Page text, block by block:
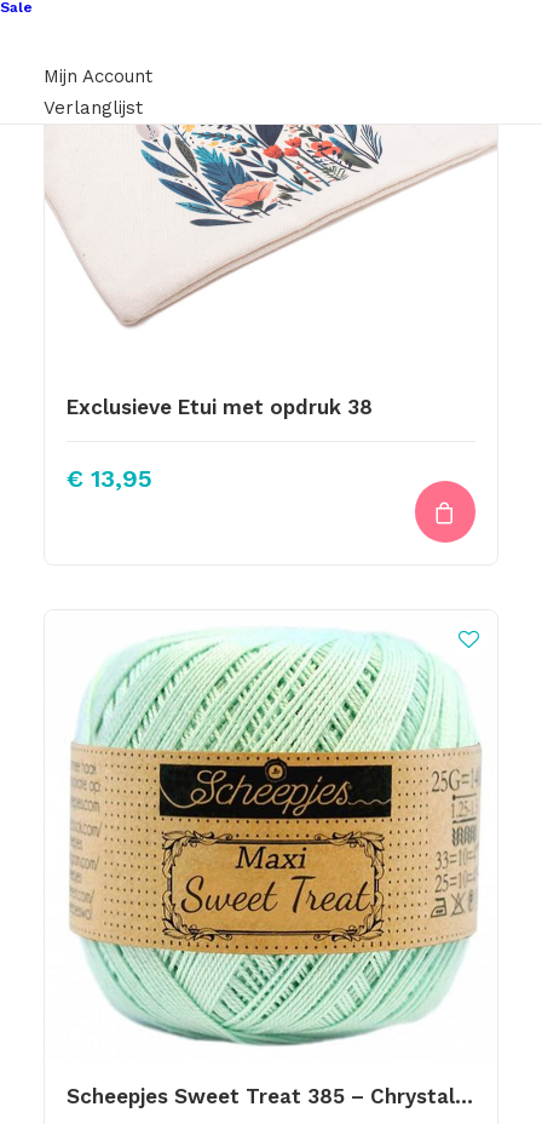
Sale
Mijn Account
Verlanglijst
Exclusieve Etui met opdruk 38
€ 13,95
Scheepjes Sweet Treat 385 – Chrystaline